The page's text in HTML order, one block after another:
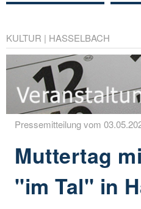
KULTUR | HASSELBACH
Pressemitteilung vom
Muttertag
"im Tal" in